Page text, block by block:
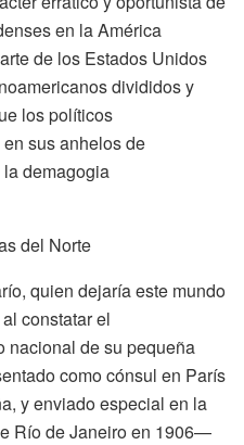
en la América
de los Estados Unidos
divididos y
los políticos
sus anhelos de
demagogia
del Norte
quien dejaría este mundo
constatar el
nacional de su pequeña
como cónsul en París
y enviado especial en la
Río de Janeiro en 1906—